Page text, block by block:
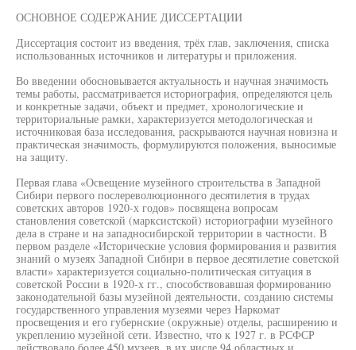
ОСНОВНОЕ СОДЕРЖАНИЕ ДИССЕРТАЦИИ
Диссертация состоит из введения, трёх глав, заключения, списка
использованных источников и литературы и приложения.
Во введении обосновывается актуальность и научная значимость
темы работы, рассматривается историография, определяются цель
и конкретные задачи, объект и предмет, хронологические и
территориальные рамки, характеризуется методологическая и
источниковая база исследования, раскрываются научная новизна и
практическая значимость, формулируются положения, выносимые
на защиту.
Первая глава «Освещение музейного строительства в Западной
Сибири первого послереволюционного десятилетия в трудах
советских авторов 1920-х годов» посвящена вопросам
становления советской (марксистской) историографии музейного
дела в стране и на западносибирской территории в частности. В
первом разделе «Исторические условия формирования и развития
знаний о музеях Западной Сибири в первое десятилетие советской
власти» характеризуется социально-политическая ситуация в
советской России в 1920-х гг., способствовавшая формированию
законодательной базы музейной деятельности, созданию системы
государственного управления музеями через Наркомат
просвещения и его губернские (окружные) отделы, расширению и
укреплению музейной сети. Известно, что к 1927 г. в РСФСР